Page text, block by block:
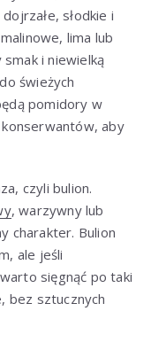
słodkie i
lima lub
i niewielką
świeżych
pomidory w
aby
czyli bulion.
, warzywny lub
charakter. Bulion
ale jeśli
sięgnąć po taki
bez sztucznych